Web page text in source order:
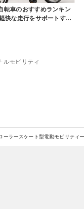
転車のおすすめランキン
快な走行をサポートす…
ルモビリティ
ーラースケート型電動モビリティ